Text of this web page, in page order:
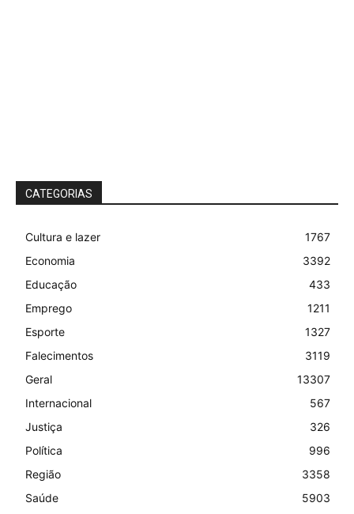
CATEGORIAS
Cultura e lazer
1767
Economia
3392
Educação
433
Emprego
1211
Esporte
1327
Falecimentos
3119
Geral
13307
Internacional
567
Justiça
326
Política
996
Região
3358
Saúde
5903